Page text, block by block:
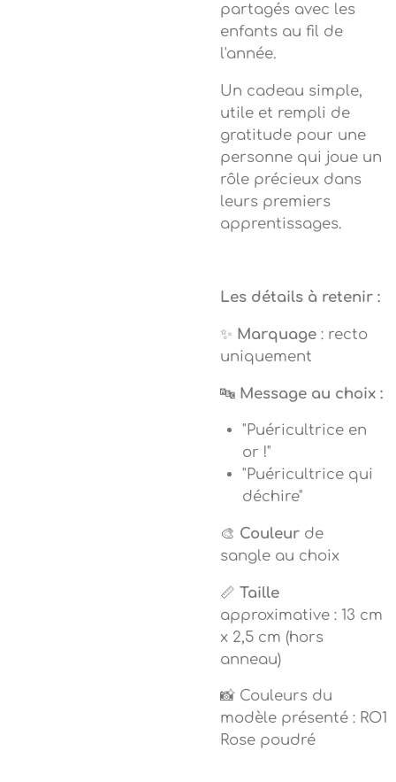
partagés avec les
enfants au fil de
l'année.
Un cadeau simple,
utile et rempli de
gratitude pour une
personne qui joue un
rôle précieux dans
leurs premiers
apprentissages.
Les détails à retenir :
✨ Marquage : recto
uniquement
🔤 Message au choix :
"Puéricultrice en
or !"
"Puéricultrice qui
déchire"
🎨 Couleur de
sangle au choix
📏 Taille
approximative : 13 cm
x 2,5 cm (hors
anneau)
📸 Couleurs du
modèle présenté : RO1
Rose poudré